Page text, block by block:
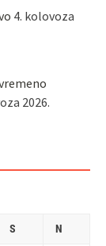
4. kolovoza
2026.
S N